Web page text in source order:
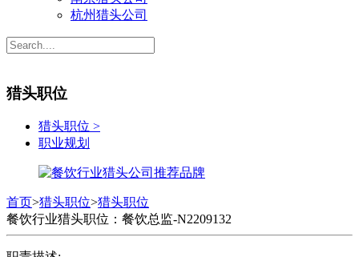
杭州猎头公司
猎头职位
猎头职位 >
职业规划
首页>猎头职位>猎头职位
餐饮行业猎头职位：餐饮总监-N2209132